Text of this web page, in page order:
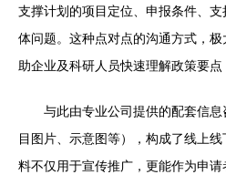
支撑计划的项目定位、申报条件、
体问题。这种点对点的沟通方式，
助企业及科研人员快速理解政策要点
与此由专业公司提供的配套信
目图片、示意图等），构成了线上
料不仅用于宣传推广，更能作为申